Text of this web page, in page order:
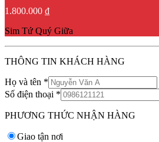
1.800.000 ₫
Sim Tứ Quý Giữa
THÔNG TIN KHÁCH HÀNG
Họ và tên *
Số điện thoại *
PHƯƠNG THỨC NHẬN HÀNG
Giao tận nơi